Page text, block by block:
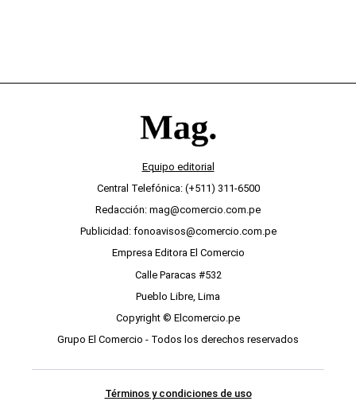
Equipo editorial
Central Telefónica: (+511) 311-6500
Redacción: mag@comercio.com.pe
Publicidad: fonoavisos@comercio.com.pe
Empresa Editora El Comercio
Calle Paracas #532
Pueblo Libre, Lima
Copyright © Elcomercio.pe
Grupo El Comercio - Todos los derechos reservados
Términos y condiciones de uso